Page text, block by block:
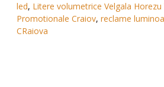
led, Litere volumetrice Velgala Horezu
Promotionale Craiov, reclame
CRaiova